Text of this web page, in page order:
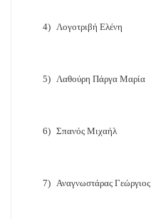
4) Λογοτριβή Ελένη
5) Λαθούρη Πάργα Μαρία
6) Σπανός Μιχαήλ
7) Αναγνωστάρας Γεώργιος